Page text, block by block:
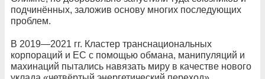
подчинённых, заложив основу многих последующих
проблем.
В 2019—2021 гг. Кластер транснациональных
корпораций и ЕС с помощью обмана, манипуляций и
махинаций пытались навязать миру в качестве нового